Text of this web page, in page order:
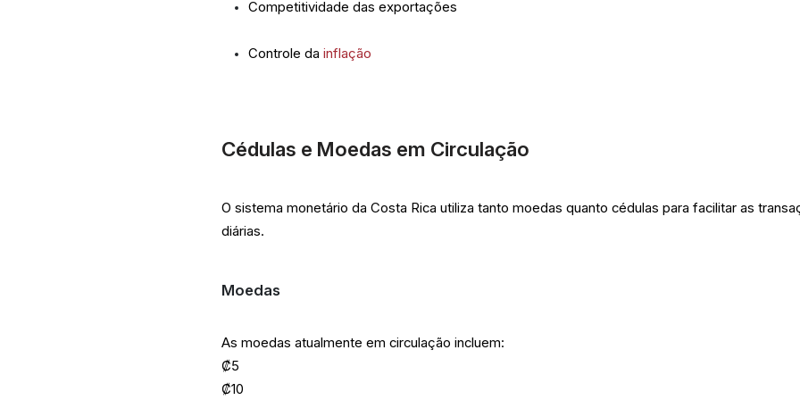
Competitividade das exportações
Controle dainflação
Cédulas e Moedas em Circulação
O sistema monetário da Costa Rica utiliza tanto moedas quanto cédulas para facilitar as
diárias.
Moedas
As moedas atualmente em circulação incluem:
₡5
₡10